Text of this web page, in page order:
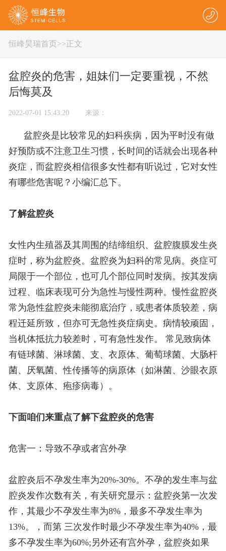
恒峰昊瑞首页>>正文
盆腔炎的危害，姐妹们一定要重视，不然
后悔莫及
2022-07-01 15:43:20 来源：
盆腔炎是比较常见的妇科疾病，因为平时没有做
好预防或不注意卫生习惯，长时间的话就会出现各种
炎症，而盆腔炎相信很多女性都有听说过，它对女性
有哪些危害呢？小编汇总下。
了解盆腔炎
女性内生殖器及其周围的结缔组织、盆腔腹膜发生炎
症时，称为盆腔炎。盆腔炎为妇科的常见病。炎症可
局限于一个部位，也可几个部位同时发病。按其发病
过程、临床表现可分为急性与慢性两种。慢性盆腔炎
常为急性盆腔炎未能彻底治疗，或患者体质较差，病
程迁延所致，但亦可无急性炎症病史。病情较顽固，
当机体抵抗力较差时，可有急性发作。 常见致病体
有链球菌、淋球菌、支、衣原体、葡萄球菌、大肠杆
菌、厌氧菌、性传播等的病原体（如淋菌、沙眼衣原
体、支原体、疱疹病毒）。
下面咱们来重点了解下盆腔炎的危害
危害一：导致不孕或者宫外孕
盆腔炎后不孕发生率为20%-30%。不孕的发生率与盆
腔炎发作次数有关，有关研究显示：盆腔炎第一次发
作，其最少不孕发生率为8%，最多不孕发生率为
13%。，而第 三次发作时最少不孕发生率为40%，最
多不孕发生率为60%;另外还有宫外孕，盆腔炎如果